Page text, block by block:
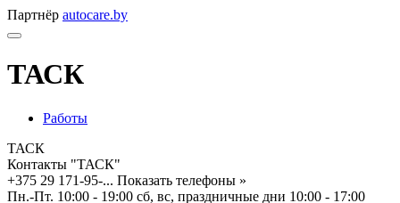
Партнёр autocare.by
ТАСК
Работы
ТАСК
Контакты "ТАСК"
+375 29 171-95-... Показать телефоны »
Пн.-Пт. 10:00 - 19:00 сб, вс, праздничные дни 10:00 - 17:00